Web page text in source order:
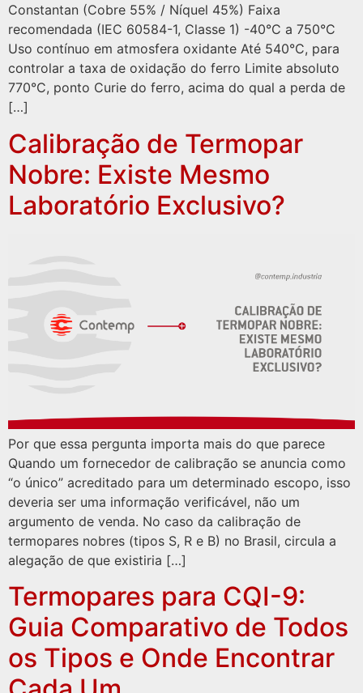
Constantan (Cobre 55% / Níquel 45%) Faixa
recomendada (IEC 60584-1, Classe 1) -40°C a 750°C
Uso contínuo em atmosfera oxidante Até 540°C, para
controlar a taxa de oxidação do ferro Limite absoluto
770°C, ponto Curie do ferro, acima do qual a perda de
[…]
Calibração de Termopar
Nobre: Existe Mesmo
Laboratório Exclusivo?
Por que essa pergunta importa mais do que parece
Quando um fornecedor de calibração se anuncia como
“o único” acreditado para um determinado escopo, isso
deveria ser uma informação verificável, não um
argumento de venda. No caso da calibração de
termopares nobres (tipos S, R e B) no Brasil, circula a
alegação de que existiria […]
Termopares para CQI-9:
Guia Comparativo de Todos
os Tipos e Onde Encontrar